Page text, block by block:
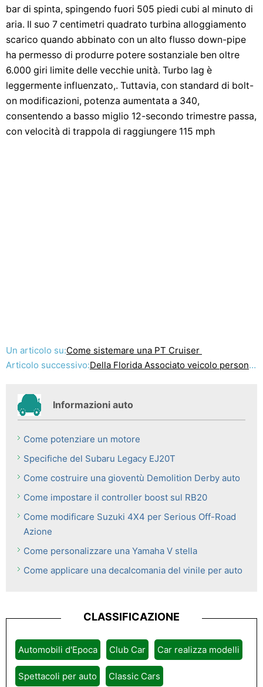
bar di spinta, spingendo fuori 505 piedi cubi al minuto di
aria. Il suo 7 centimetri quadrato turbina alloggiamento
scarico quando abbinato con un alto flusso down-pipe
ha permesso di produrre potere sostanziale ben oltre
6.000 giri limite delle vecchie unità. Turbo lag è
leggermente influenzato,. Tuttavia, con standard di bolt-
on modificazioni, potenza aumentata a 340,
consentendo a basso miglio 12-secondo trimestre passa,
con velocità di trappola di raggiungere 115 mph
Un articolo su:Come sistemare una PT Cruiser
Articolo successivo:Della Florida Associato veicolo personalizzazione leggi
Informazioni auto
Come potenziare un motore
Specifiche del Subaru Legacy EJ20T
Come costruire una gioventù Demolition Derby auto
Come impostare il controller boost sul RB20
Come modificare Suzuki 4X4 per Serious Off-Road
Azione
Come personalizzare una Yamaha V stella
Come applicare una decalcomania del vinile per auto
CLASSIFICAZIONE
Automobili d'Epoca Club Car Car realizza modelli
Spettacoli per auto Classic Cars